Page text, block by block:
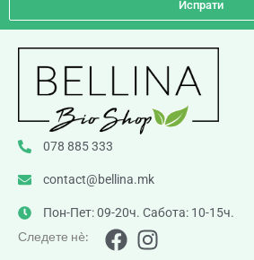
Испрати
078 885 333
contact@bellina.mk
Пон-Пет: 09-20ч. Сабота: 10-15ч.
Следете нè: